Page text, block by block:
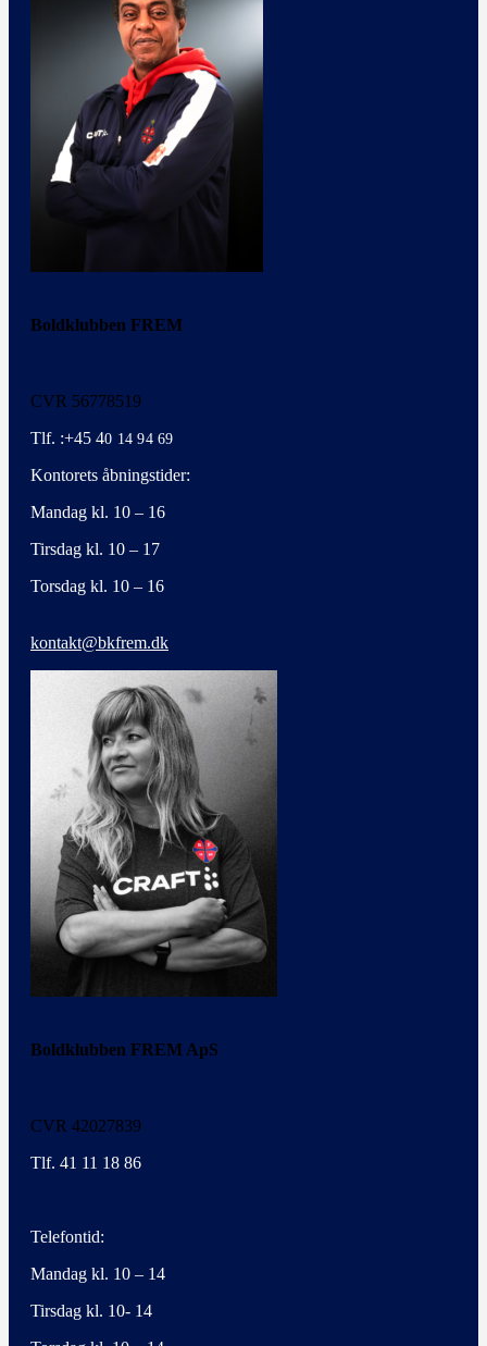
Boldklubben FREM
CVR 56778519
Tlf. :+45 40 14 94 69
Kontorets åbningstider:
Mandag kl. 10 – 16
Tirsdag kl. 10 – 17
Torsdag kl. 10 – 16
kontakt@bkfrem.dk
Boldklubben FREM ApS
CVR 42027839
Tlf. 41 11 18 86
Telefontid:
Mandag kl. 10 – 14
Tirsdag kl. 10- 14